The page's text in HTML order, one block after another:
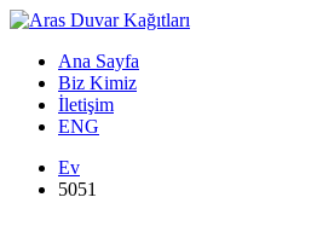
Ana Sayfa
Biz Kimiz
İletişim
ENG
Ev
5051